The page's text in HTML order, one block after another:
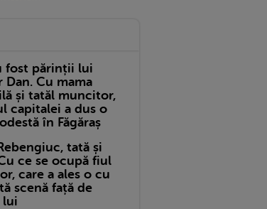
fost părinții lui
Dan. Cu mama
și tatăl muncitor,
capitalei a dus o
în Făgăraș
tată și
ce se ocupă fiul
care a ales o cu
scenă față de
lui